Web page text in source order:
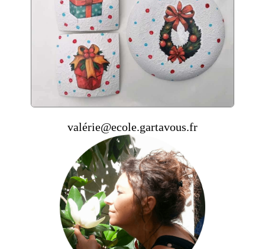
valérie@ecole.gartavous.fr